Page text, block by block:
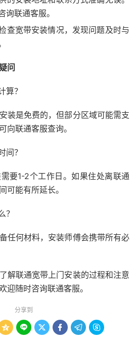
询联通客服。
查宽带安装情况，发现问题及时与
问
算？
装是免费的，但部分区域可能需支
向联通客服查询。
间？
要1-2个工作日。如果住处离联通
可能有所延长。
？
任何材料，安装师傅会携带所有必
解联通宽带上门安装的过程和注意
迎随时咨询联通客服。
分享到
     